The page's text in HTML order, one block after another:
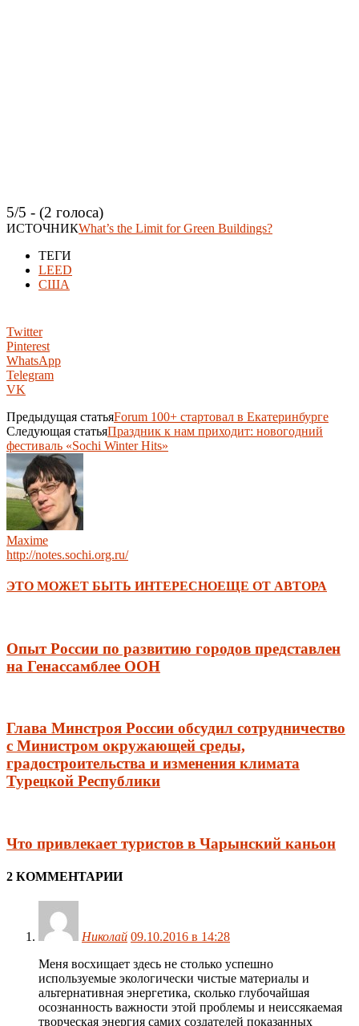
5/5 - (2 голоса)
ИСТОЧНИКWhat’s the Limit for Green Buildings?
ТЕГИ
LEED
США
Twitter
Pinterest
WhatsApp
Telegram
VK
Предыдущая статьяForum 100+ стартовал в Екатеринбурге
Следующая статьяПраздник к нам приходит: новогодний
фестиваль «Sochi Winter Hits»
Maxime
http://notes.sochi.org.ru/
ЭТО МОЖЕТ БЫТЬ ИНТЕРЕСНОЕЩЕ ОТ АВТОРА
Опыт России по развитию городов представлен
на Генассамблее ООН
Глава Минстроя России обсудил сотрудничество
с Министром окружающей среды,
градостроительства и изменения климата
Турецкой Республики
Что привлекает туристов в Чарынский каньон
2 КОММЕНТАРИИ
Николай 09.10.2016 в 14:28
Меня восхищает здесь не столько успешно
используемые экологически чистые материалы и
альтернативная энергетика, сколько глубочайшая
осознанность важности этой проблемы и неиссякаемая
творческая энергия самих создателей показанных